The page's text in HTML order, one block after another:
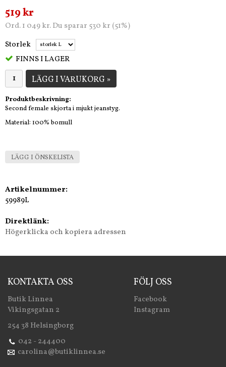
519 kr
Ord. 1 049 kr. Du sparar 530 kr (51%)
Storlek
FINNS I LAGER
LÄGG I VARUKORG »
Produktbeskrivning:
Second female skjorta i mjukt jeanstyg.
Material: 100% bomull
LÄGG I ÖNSKELISTA
Artikelnummer:
59989L
Direktlänk:
Högerklicka och kopiera adressen
KONTAKTA OSS
Butik Linnea
Vikingsgatan 2
254 38 Helsingborg
042 - 244400
carolina@butiklinnea.se
FÖLJ OSS
Facebook
Instagram